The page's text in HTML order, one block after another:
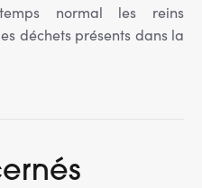
normal les reins
déchets présents dans la